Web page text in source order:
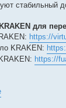
стабильный
для
https://
KRAKEN:
https://